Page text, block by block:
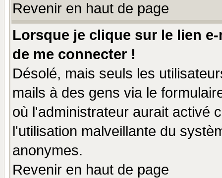
Revenir en haut de page
Lorsque je clique sur le lien
de me connecter !
Désolé, mais seuls les
mails à des gens via le
où l'administrateur aurait activé
l'utilisation malveillante du
anonymes.
Revenir en haut de page